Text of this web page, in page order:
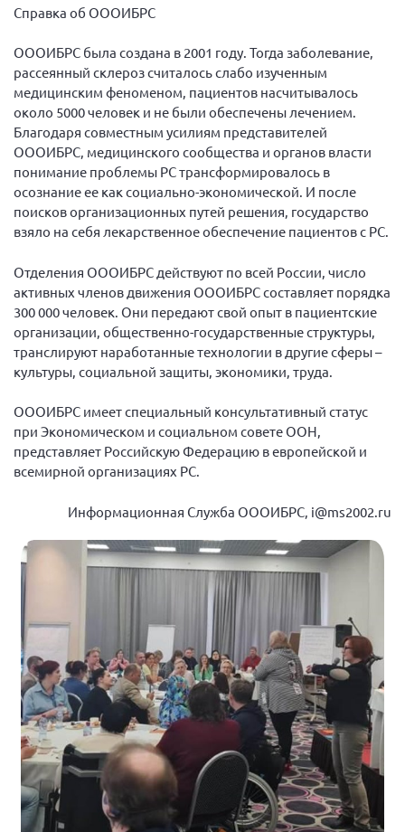
Мурманская область
Нижегородская область
Новгородская область
Новосибирская область
Омская область
Оренбургская область
Пензенская область
Республика Башкортостан
Республика Карелия
Республика Калмыкия
Республика Хакасия
Ростовская область
г. Севастополь
Самарская область СОРС
Самарская область ПРИЗМА
Самарская область СГОРС
Свердловская область
Смоленская область
Сахалинская область
Томская область
Тульская область
Ульяновская область
Челябинская область
Ярославская область
Справка об ОООИБРС
ОООИБРС была создана в 2001 году. Тогда заболевание,
рассеянный склероз считалось слабо изученным
медицинским феноменом, пациентов насчитывалось
около 5000 человек и не были обеспечены лечением.
Благодаря совместным усилиям представителей
ОООИБРС, медицинского сообщества и органов власти
понимание проблемы РС трансформировалось в
осознание ее как социально-экономической. И после
поисков организационных путей решения, государство
взяло на себя лекарственное обеспечение пациентов с РС.
Отделения ОООИБРС действуют по всей России, число
активных членов движения ОООИБРС составляет порядка
300 000 человек. Они передают свой опыт в пациентские
организации, общественно-государственные структуры,
транслируют наработанные технологии в другие сферы –
культуры, социальной защиты, экономики, труда.
ОООИБРС имеет специальный консультативный статус
при Экономическом и социальном совете ООН,
представляет Российскую Федерацию в европейской и
всемирной организациях РС.
Информационная Служба ОООИБРС, i@ms2002.ru